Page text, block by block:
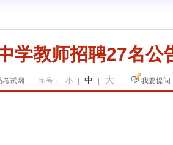
学教师招聘27名公
考试网 字号： 小 中 大 我要提问